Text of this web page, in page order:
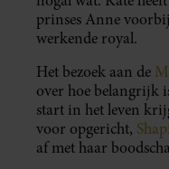
prinses Anne
werkende royal.
Het bezoek aan de
over hoe belangrijk
start in het leven
voor opgericht,
af met haar